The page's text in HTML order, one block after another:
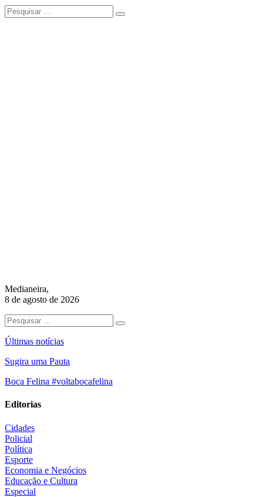
Medianeira,
8 de agosto de 2026
Últimas notícias
Sugira uma Pauta
Boca Felina #voltabocafelina
Editorias
Cidades
Policial
Política
Esporte
Economia e Negócios
Educação e Cultura
Especial